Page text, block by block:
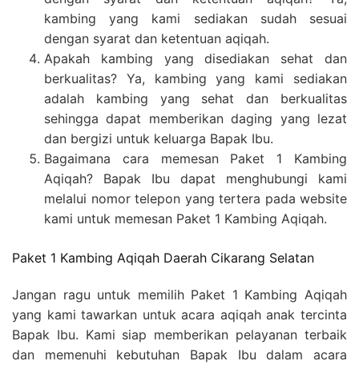
kambing yang kami sediakan sudah sesuai
dengan syarat dan ketentuan aqiqah.
Apakah kambing yang disediakan sehat dan
berkualitas? Ya, kambing yang kami sediakan
adalah kambing yang sehat dan berkualitas
sehingga dapat memberikan daging yang lezat
dan bergizi untuk keluarga Bapak Ibu.
Bagaimana cara memesan Paket 1 Kambing
Aqiqah? Bapak Ibu dapat menghubungi kami
melalui nomor telepon yang tertera pada website
kami untuk memesan Paket 1 Kambing Aqiqah.
Paket 1 Kambing Aqiqah Daerah Cikarang Selatan
Jangan ragu untuk memilih Paket 1 Kambing Aqiqah
yang kami tawarkan untuk acara aqiqah anak tercinta
Bapak Ibu. Kami siap memberikan pelayanan terbaik
dan memenuhi kebutuhan Bapak Ibu dalam acara